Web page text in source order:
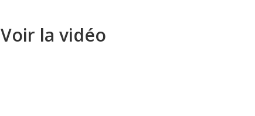
Voir la vidéo